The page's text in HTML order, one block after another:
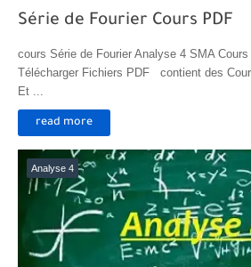
Série de Fourier Cours PDF
cours Série de Fourier Analyse 4 SMA
Télécharger Fichiers PDF contient des
Et ...
read more
Analyse 4